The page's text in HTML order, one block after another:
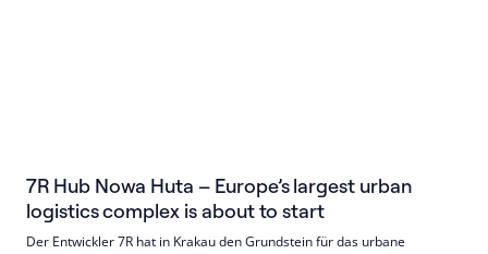
7R Hub Nowa Huta – Europe’s largest urban
logistics complex is about to start
Der Entwickler 7R hat in Krakau den Grundstein für das urbane